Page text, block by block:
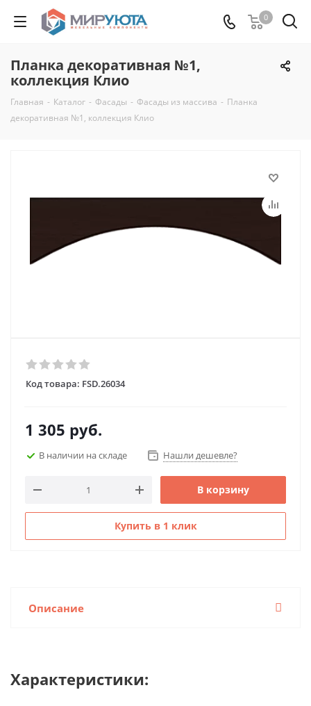
0
Планка декоративная №1,
коллекция Клио
Главная - Каталог - Фасады - Фасады из массива - Планка
декоративная №1, коллекция Клио
Код товара: FSD.26034
1 305 руб.
В наличии на складе Нашли дешевле?
В корзину
Купить в 1 клик
Описание
Характеристики: